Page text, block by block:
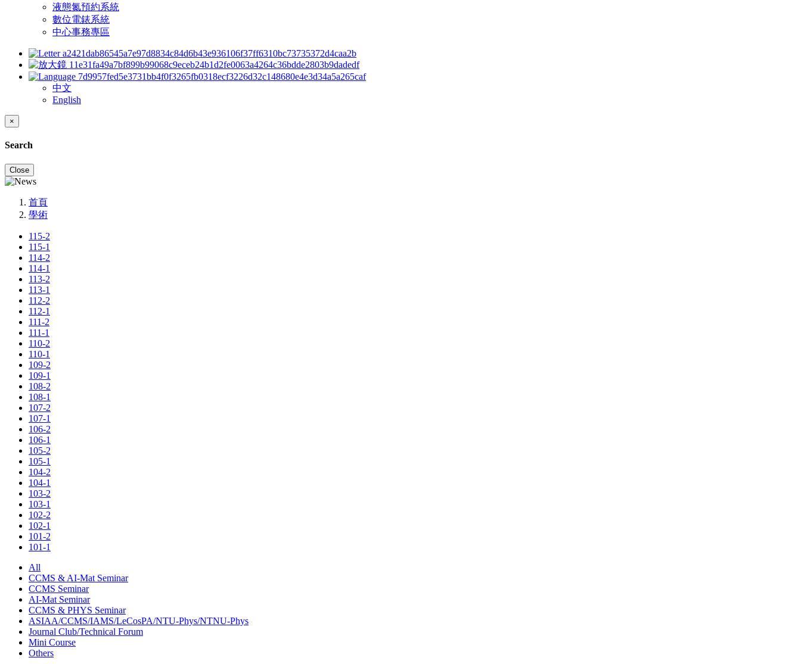
液態氮預約系統
數位電錶系統
中心事務專區
中文
English
×
Search
Close
首頁
學術
115-2
115-1
114-2
114-1
113-2
113-1
112-2
112-1
111-2
111-1
110-2
110-1
109-2
109-1
108-2
108-1
107-2
107-1
106-2
106-1
105-2
105-1
104-2
104-1
103-2
103-1
102-2
102-1
101-2
101-1
All
CCMS & AI-Mat Seminar
CCMS Seminar
AI-Mat Seminar
CCMS & PHYS Seminar
ASIAA/CCMS/IAMS/LeCosPA/NTU-Phys/NTNU-Phys
Journal Club/Technical Forum
Mini Course
Others